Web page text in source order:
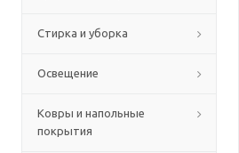
Стирка и уборка
Освещение
Ковры и напольные
покрытия